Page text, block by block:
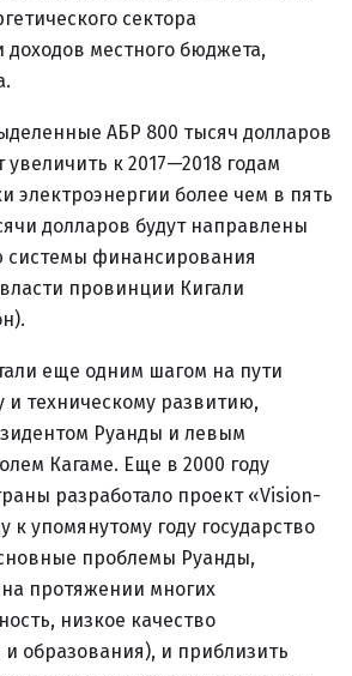
сектора
местного бюджета,
АБР 800 тысяч долларов
к 2017—2018 годам
электроэнергии более чем в пять
долларов будут направлены
системы финансирования
провинции Кигали
еще одним шагом на пути
и техническому развитию,
Руанды и левым
Кагаме. Еще в 2000 году
разработало проект «Vision-
к упомянутому году государство
проблемы Руанды,
протяжении многих
низкое качество
образования), и приблизить